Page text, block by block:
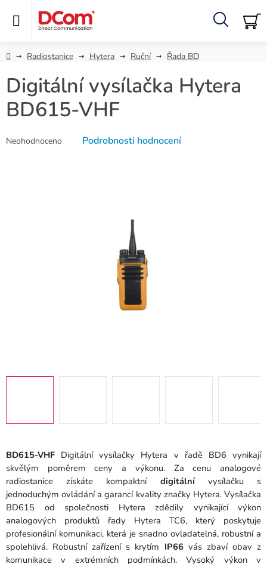
Hledat
DomůRadiostanice Hytera Ruční Řada BD
BD615-VHF Digitální vysílačky Hytera v řadě BD6 vynikají
skvělým poměrem ceny a výkonu. Za cenu analogové
radiostanice získáte kompaktní digitálnívysílačku s
jednoduchým ovládání a garancí kvality značky Hytera. Vysílačka
BD615 od společnosti Hytera zdědily vynikající výkon
analogových produktů řady Hytera TC6, který poskytuje
profesionální komunikaci, která je snadno ovladatelná, robustní a
spolehlivá. Robustní zařízení s krytím IP66vás zbaví obav z
komunikace v extrémních podmínkách.
Vysoký výkon v
Digitální vysílačka Hytera
BD615-VHF
hodnocení
Neohodnoceno Podrobnosti hodnocení